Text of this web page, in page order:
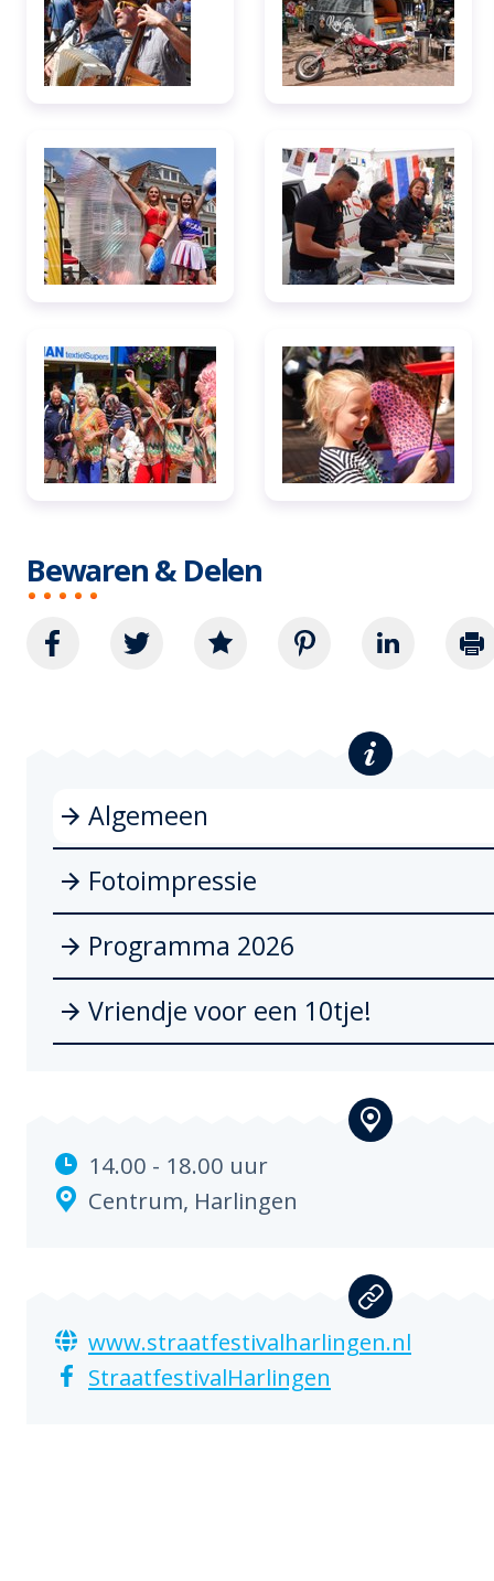
Bewaren & Delen
Algemeen
Fotoimpressie
Programma 2026
Vriendje voor een 10tje!
14.00 - 18.00 uur
Centrum, Harlingen
www.straatfestivalharlingen.nl
StraatfestivalHarlingen